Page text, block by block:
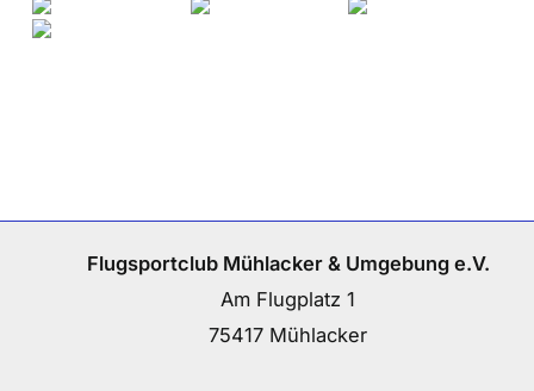
Flugsportclub Mühlacker & Umgebung e.V.
Am Flugplatz 1
75417 Mühlacker